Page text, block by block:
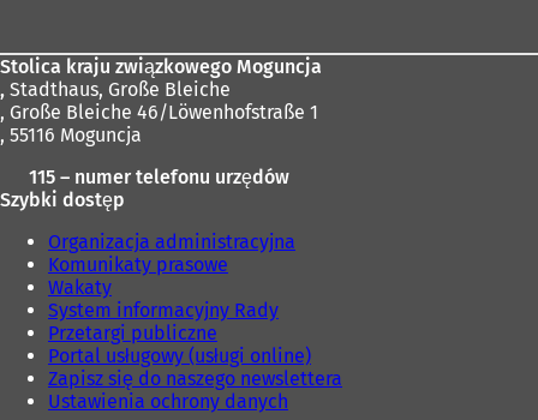
Stolica kraju związkowego Moguncja
, Stadthaus, Große Bleiche
, Große Bleiche 46/Löwenhofstraße 1
, 55116 Moguncja
115 – numer telefonu urzędów
Szybki dostęp
Organizacja administracyjna
Komunikaty prasowe
Wakaty
System informacyjny Rady
Przetargi publiczne
Portal usługowy (usługi online)
Zapisz się do naszego newslettera
Ustawienia ochrony danych